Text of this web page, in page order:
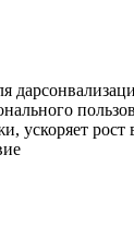
ускоряет рост